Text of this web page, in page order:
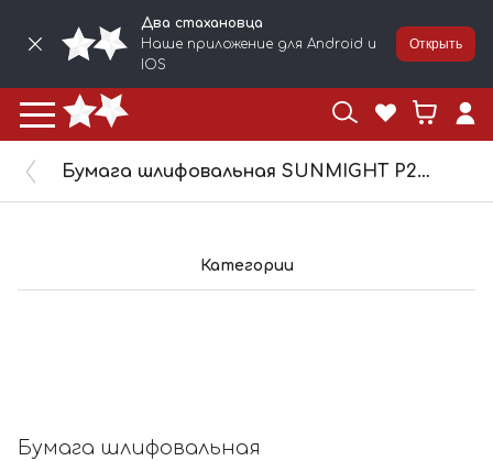
Два стахановца
Наше приложение для Android и
IOS
Открыть
Бумага шлифовальная SUNMIGHT P240 332 водостойкая 230х280мм 08112
Категории
Бумага шлифовальная